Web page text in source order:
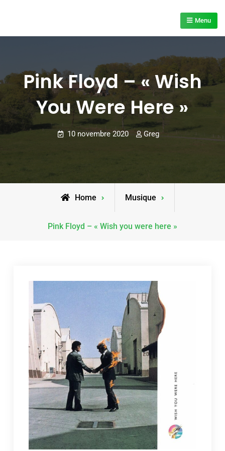
Menu
Pink Floyd – « Wish
You Were Here »
10 novembre 2020 Greg
Home Musique
Pink Floyd – « Wish you were here »